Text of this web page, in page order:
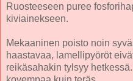
Ruosteeseen puree
kiviainekseen.
Mekaaninen poisto noin
haastavaa, lamellipyöröt
reikäsahakin tylsyy